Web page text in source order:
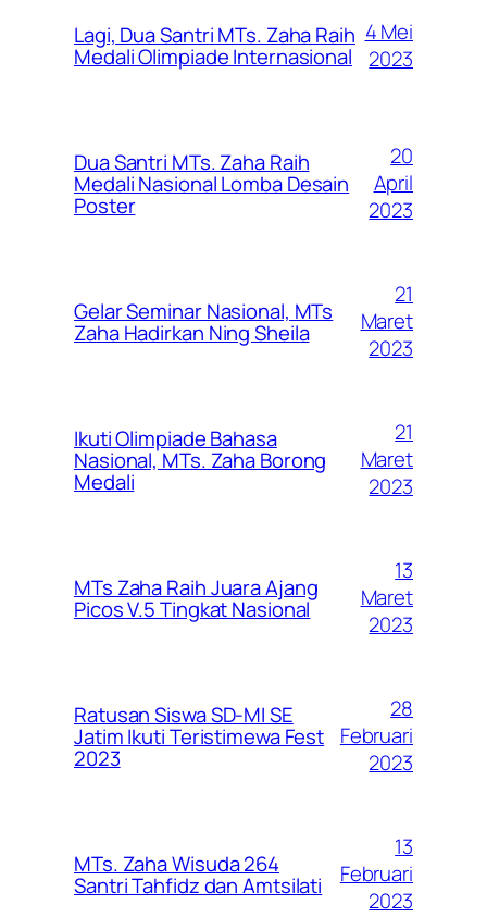
Lagi, Dua Santri MTs. Zaha Raih
Medali Olimpiade Internasional
4 Mei
2023
Dua Santri MTs. Zaha Raih
Medali Nasional Lomba Desain
Poster
20
April
2023
Gelar Seminar Nasional, MTs
Zaha Hadirkan Ning Sheila
21
Maret
2023
Ikuti Olimpiade Bahasa
Nasional, MTs. Zaha Borong
Medali
21
Maret
2023
MTs Zaha Raih Juara Ajang
Picos V.5 Tingkat Nasional
13
Maret
2023
Ratusan Siswa SD-MI SE
Jatim Ikuti Teristimewa Fest
2023
28
Februari
2023
MTs. Zaha Wisuda 264
Santri Tahfidz dan Amtsilati
13
Februari
2023